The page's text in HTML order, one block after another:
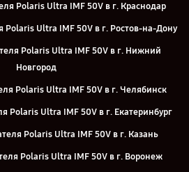
Polaris Ultra IMF 50V в г. Краснодар
Polaris Ultra IMF 50V в г. Ростов-на-Дону
Polaris Ultra IMF 50V в г. Нижний
Новгород
Polaris Ultra IMF 50V в г. Челябинск
Polaris Ultra IMF 50V в г. Екатеринбург
Polaris Ultra IMF 50V в г. Казань
Polaris Ultra IMF 50V в г. Воронеж